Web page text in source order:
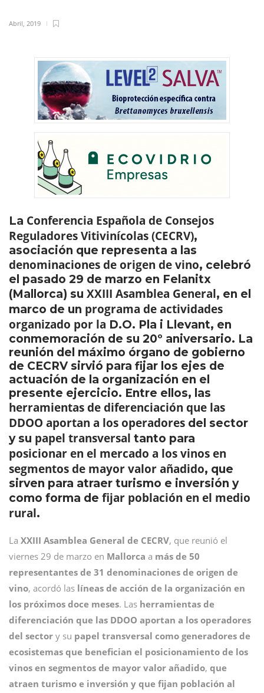
Abril, 2019
La Conferencia Española de Consejos
Reguladores Vitivinícolas (CECRV),
asociación que representa a las
denominaciones de origen de vino, celebró
el pasado 29 de marzo en Felanitx
(Mallorca) su XXIII Asamblea General, en el
marco de un programa de actividades
organizado por la D.O. Pla i Llevant, en
conmemoración de su 20º aniversario. La
reunión del máximo órgano de gobierno
de CECRV sirvió para fijar los ejes de
actuación de la organización en el
presente ejercicio. Entre ellos, las
herramientas de diferenciación que las
DDOO aportan a los operadores del sector
y su papel transversal tanto para
posicionar en el mercado a los vinos en
segmentos de mayor valor añadido, que
sirven para atraer turismo e inversión y
como forma de fijar población en el medio
rural.
La XXIII Asamblea General de CECRV, que reunió el
viernes 29 de marzo en Mallorca a más de 50
representantes de 31 denominaciones de origen de
vino, acordó las líneas de acción de la organización en
los próximos doce meses. Las herramientas de
diferenciación que las DDOO aportan a los operadores
del sector y su papel transversal como generadores de
ecosistemas que benefician el posicionamiento de los
vinos en segmentos de mayor valor añadido, que
atraen turismo e inversión y que fijan población al